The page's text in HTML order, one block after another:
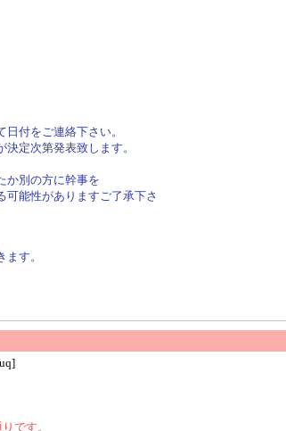
付をご連絡下さい。
定次第発表致します。
か別の方に幹事を
可能性がありますご了承下さ
す。
です。